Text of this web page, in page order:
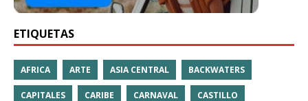
ETIQUETAS
AFRICA ARTE ASIA CENTRAL BACKWATERS
CAPITALES CARIBE CARNAVAL CASTILLO